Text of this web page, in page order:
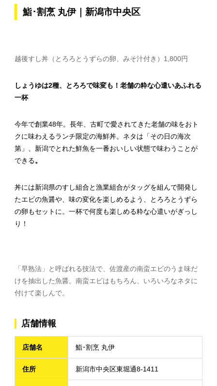
鮨･割烹 丸伊｜新潟市中央区
越後すし丼（とろろとうずらの卵、みそ汁付き）1,800円
しょうゆは2種、とろろで味変も！老舗の粋な心遣いあふれる
一杯
今年で創業48年。長年、古町で愛されてきた老舗の味をおト
クに味わえるランチ限定の海鮮丼。ネタは「その日の海次
第」、新潟でとれた鮮魚を一番おいしい状態で味わうことが
できる。
丼には新潟県のすし組合と漁業組合がタッグを組んで開発し
たエビの魚醤や、味の変化を楽しめるよう、とろろとうずら
の卵もセットに。一杯で何度も楽しめる粋な心遣いがぎっし
り！
「早熟法」と呼ばれる技法で、佐渡産の南蛮エビのうま味だ
けを抽出した魚醤。南蛮エビはもちろん、いろいろなネタに
付けて楽しんで。
店舗情報
店舗名 鮨･割烹 丸伊
住所 新潟市中央区東堀通8-1411